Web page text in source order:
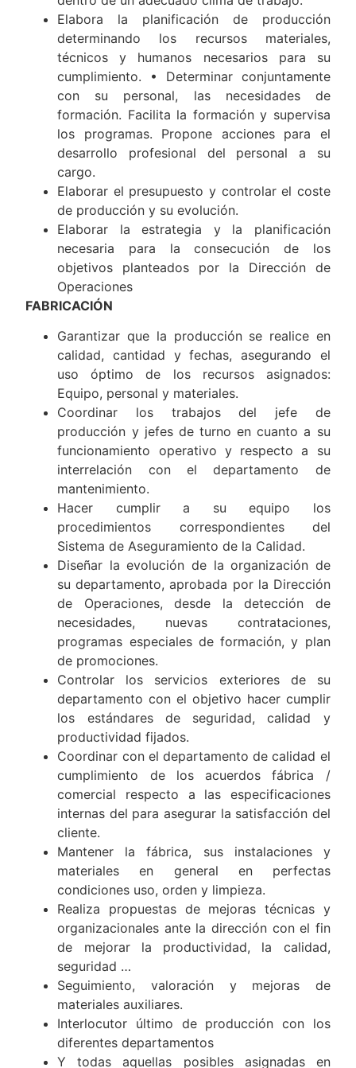
eficacia en el desempeño de sus funciones
dentro de un adecuado clima de trabajo.
Elabora la planificación de producción
determinando los recursos materiales,
técnicos y humanos necesarios para su
cumplimiento. • Determinar conjuntamente
con su personal, las necesidades de
formación. Facilita la formación y supervisa
los programas. Propone acciones para el
desarrollo profesional del personal a su
cargo.
Elaborar el presupuesto y controlar el coste
de producción y su evolución.
Elaborar la estrategia y la planificación
necesaria para la consecución de los
objetivos planteados por la Dirección de
FABRICACIÓN
Garantizar que la producción se realice en
calidad, cantidad y fechas, asegurando el
uso óptimo de los recursos asignados:
Equipo, personal y materiales.
Coordinar los trabajos del jefe de
producción y jefes de turno en cuanto a su
funcionamiento operativo y respecto a su
interrelación con el departamento de
mantenimiento.
Hacer cumplir a su equipo los
procedimientos correspondientes del
Sistema de Aseguramiento de la Calidad.
Diseñar la evolución de la organización de
su departamento, aprobada por la Dirección
de Operaciones, desde la detección de
necesidades, nuevas contrataciones,
programas especiales de formación, y plan
de promociones.
Controlar los servicios exteriores de su
departamento con el objetivo hacer cumplir
los estándares de seguridad, calidad y
productividad fijados.
Coordinar con el departamento de calidad el
cumplimiento de los acuerdos fábrica /
comercial respecto a las especificaciones
internas del para asegurar la satisfacción del
cliente.
Mantener la fábrica, sus instalaciones y
materiales en general en perfectas
condiciones uso, orden y limpieza.
Realiza propuestas de mejoras técnicas y
organizacionales ante la dirección con el fin
de mejorar la productividad, la calidad,
seguridad …
Seguimiento, valoración y mejoras de
materiales auxiliares.
Interlocutor último de producción con los